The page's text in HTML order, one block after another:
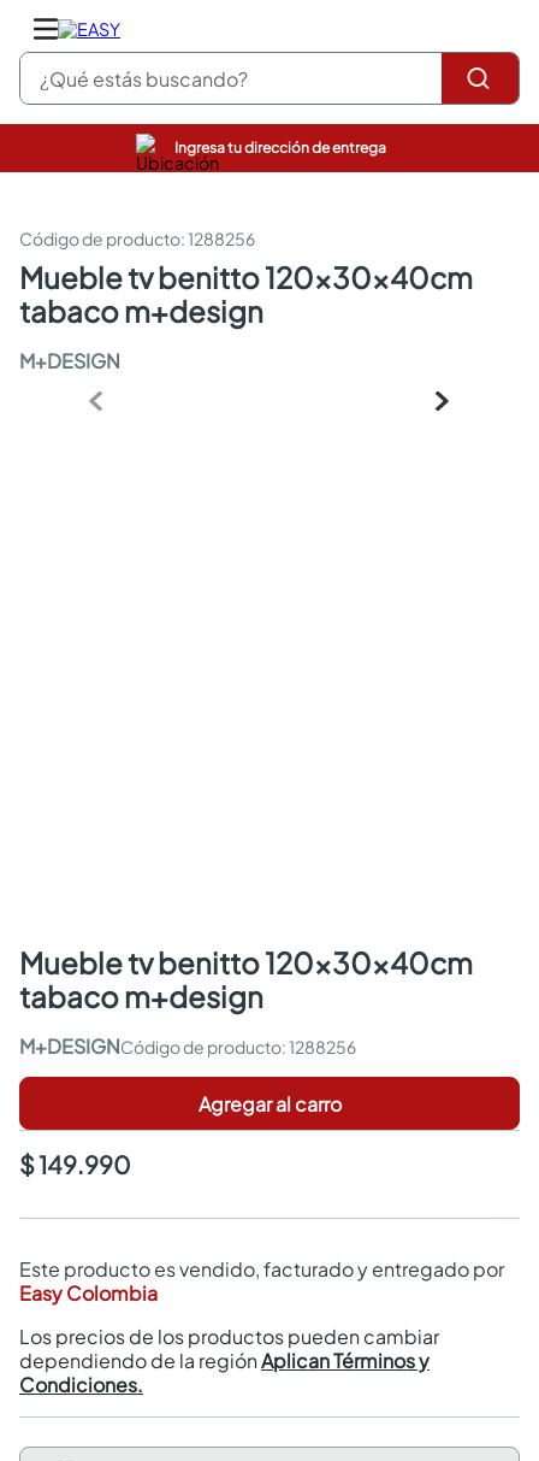
¿Qué estás buscando?
Ingresa tu dirección de entrega
:1288256
mueble tv benitto 120x30x40cm
tabaco m+design
M+DESIGN
mueble tv benitto 120x30x40cm
tabaco m+design
M+DESIGN :1288256
Agregar al carro
$ 149.990
Este producto es vendido, facturado y entregado por
Easy Colombia
Los precios de los productos pueden cambiar
dependiendo de la regiónAplican Términos y
Condiciones.
pinturas
sanitarios
comedor
escritorio
armarios closet